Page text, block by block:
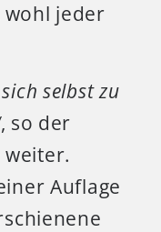
jeder
selbst zu
, so der
Auflage